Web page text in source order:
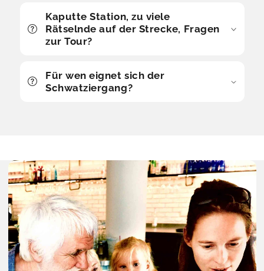
Kaputte Station, zu viele
Rätselnde auf der Strecke, Fragen
zur Tour?
Für wen eignet sich der
Schwatziergang?